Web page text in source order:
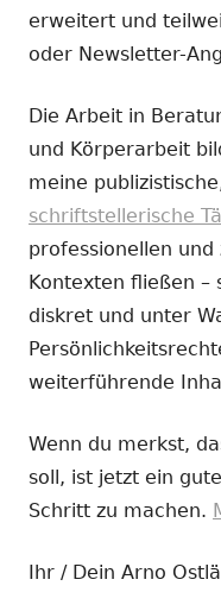
erweitert und
oder Newsletter-
Die Arbeit in
und Körperarbeit
meine
schriftstellerische
professionellen und
Kontexten fließen –
diskret und unter
weiterführende
Wenn du merkst,
soll, ist jetzt ein
Schritt zu machen.
Ihr / Dein Arno